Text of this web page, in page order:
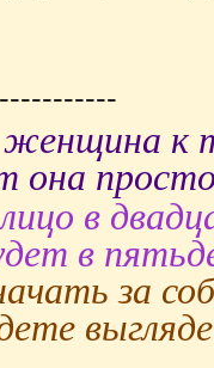
к
она
в
в
за